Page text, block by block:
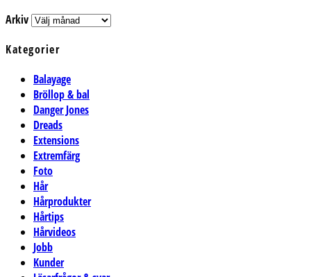
Arkiv
Kategorier
Balayage
Bröllop & bal
Danger Jones
Dreads
Extensions
Extremfärg
Foto
Hår
Hårprodukter
Hårtips
Hårvideos
Jobb
Kunder